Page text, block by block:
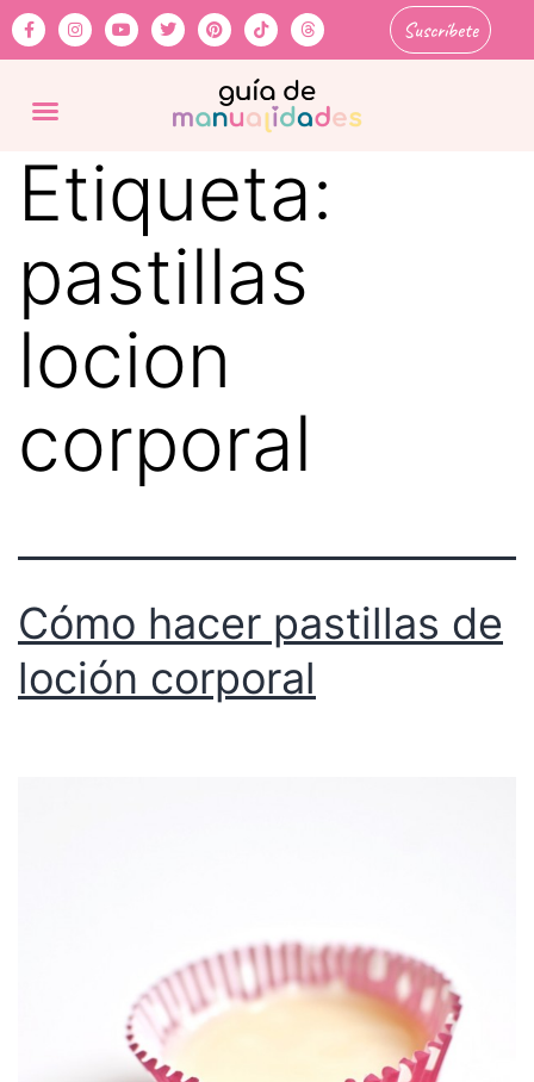
Suscríbete
Etiqueta:
pastillas
locion
corporal
Cómo hacer pastillas de
loción corporal